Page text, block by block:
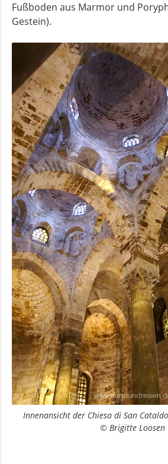
Fußboden aus Marmor und
Gestein).
Innenansicht der Chiesa di San
© Brigitte Loosen